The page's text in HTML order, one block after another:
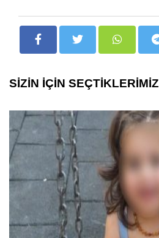
SİZİN İÇİN SEÇTİKLERİMİZ